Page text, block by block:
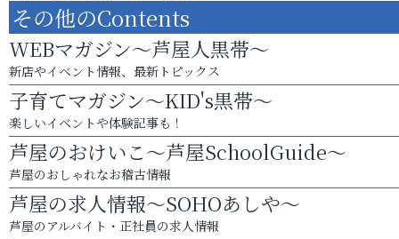
その他のContents
WEBマガジン～芦屋人黒帯～
新店やイベント情報、最新トピックス
子育てマガジン～KID's黒帯～
楽しいイベントや体験記事も！
芦屋のおけいこ～芦屋SchoolGuide～
芦屋のおしゃれなお稽古情報
芦屋の求人情報～SOHOあしや～
芦屋のアルバイト・正社員の求人情報